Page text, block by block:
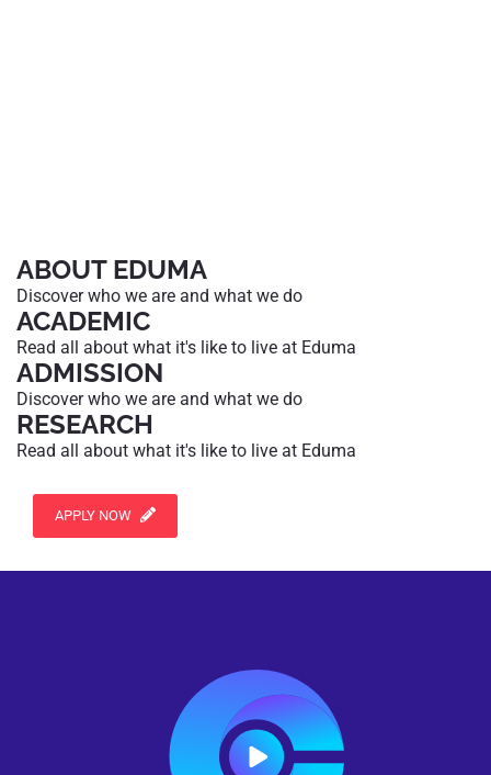
ABOUT EDUMA
Discover who we are and what we do
ACADEMIC
Read all about what it's like to live at Eduma
ADMISSION
Discover who we are and what we do
RESEARCH
Read all about what it's like to live at Eduma
APPLY NOW